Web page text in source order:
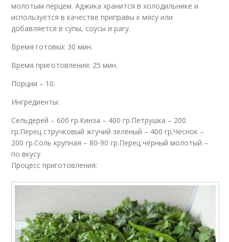
молотым перцем. Аджика хранится в холодильнике и
используется в качестве приправы к мясу или
добавляется в супы, соусы и рагу.
Время готовки: 30 мин.
Время приготовления: 25 мин.
Порции – 10.
Ингредиенты:
Сельдерей – 600 гр.Кинза – 400 гр.Петрушка – 200
гр.Перец стручковый жгучий зелёный – 400 гр.Чеснок –
200 гр.Соль крупная – 80-90 гр.Перец чёрный молотый –
по вкусу.
Процесс приготовления: